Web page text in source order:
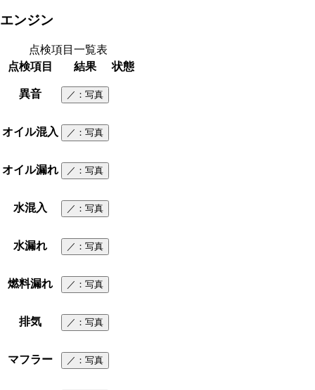
エンジン
点検項目一覧表
点検項目
結果 状態
異音 ／ ：写真
オイル混入 ／ ：写真
オイル漏れ ／ ：写真
水混入 ／ ：写真
水漏れ ／ ：写真
燃料漏れ ／ ：写真
排気 ／ ：写真
マフラー ／ ：写真